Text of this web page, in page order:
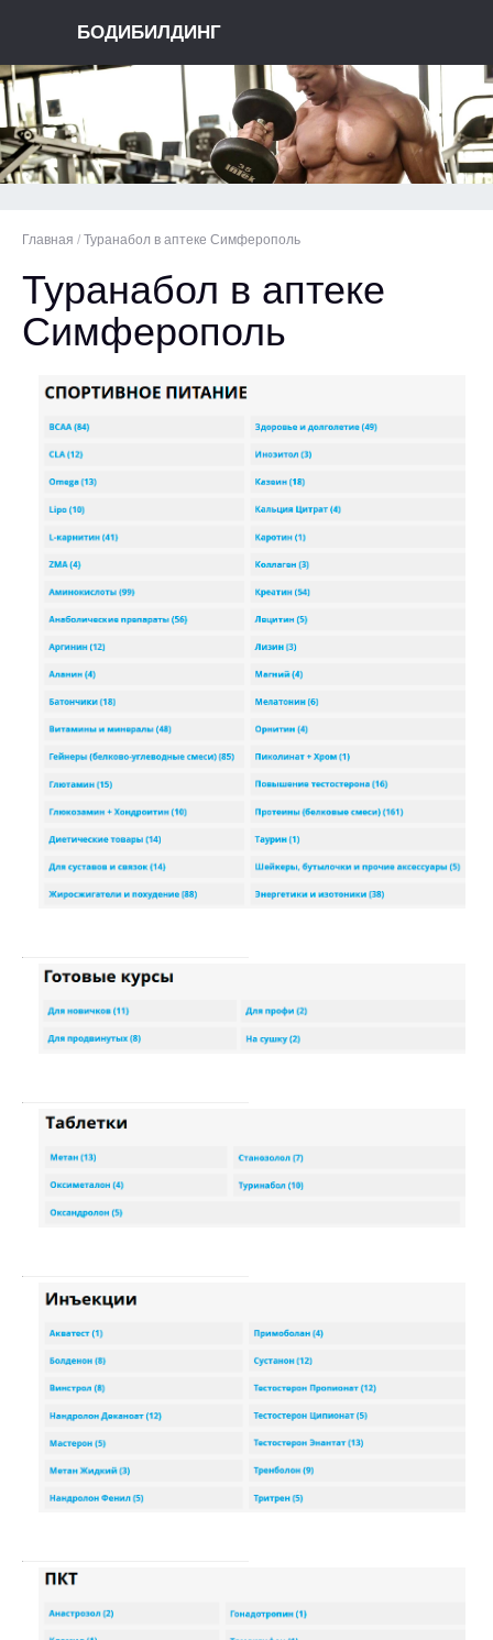
БОДИБИЛДИНГ
Главная / Туранабол в аптеке Симферополь
Туранабол в аптеке
Симферополь